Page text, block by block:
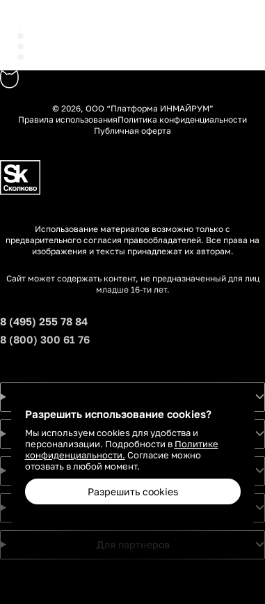
© 2026, ООО “Платформа ИНМАЙРУМ”
Правила использованияПолитика конфиденциальности
Публичная оферта
Использование материалов возможно только с
предварительного согласия правообладателей. Все права на
изображения и тексты принадлежат их авторам.
Сайт может содержать контент, не предназначенный для лиц
младше 16-ти лет.
8 (495) 255 78 84
8 (800) 300 61 76
Услуги
Идеи
О проекте
Для партнеров
Разрешить использование cookies?
Мы используем cookies для удобства и
персонализации. Подробности в Политике
конфиденциальности. Согласие можно
отозвать в любой момент.
Разрешить cookies